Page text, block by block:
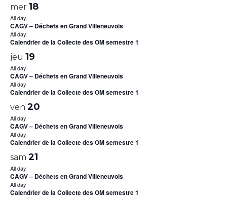
mer 18
All day
CAGV – Déchets en Grand Villeneuvois
All day
Calendrier de la Collecte des OM semestre 1
jeu 19
All day
CAGV – Déchets en Grand Villeneuvois
All day
Calendrier de la Collecte des OM semestre 1
ven 20
All day
CAGV – Déchets en Grand Villeneuvois
All day
Calendrier de la Collecte des OM semestre 1
sam 21
All day
CAGV – Déchets en Grand Villeneuvois
All day
Calendrier de la Collecte des OM semestre 1